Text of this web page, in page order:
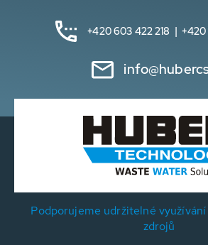
+420 603 422 218 |
Podporujeme udržitelné
zdrojů